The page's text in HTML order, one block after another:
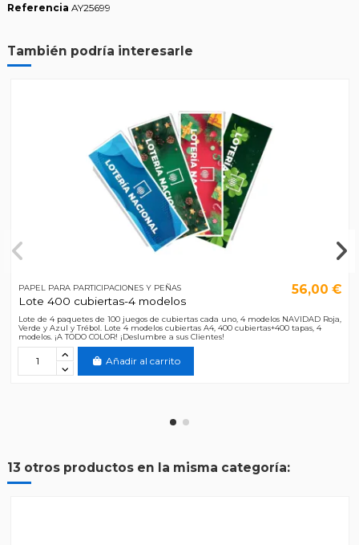
Referencia AY25699
También podría interesarle
PAPEL PARA PARTICIPACIONES Y PEÑAS
Lote 400 cubiertas-4 modelos
56,00 €
Lote de 4 paquetes de 100 juegos de cubiertas cada uno, 4 modelos NAVIDAD Roja,
Verde y Azul y Trébol. Lote 4 modelos cubiertas A4, 400 cubiertas+400 tapas, 4
modelos. ¡A TODO COLOR! ¡Deslumbre a sus Clientes!
Añadir al carrito
13 otros productos en la misma categoría: